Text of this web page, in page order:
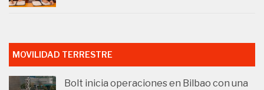
MOVILIDAD TERRESTRE
Bolt inicia operaciones en Bilbao con una